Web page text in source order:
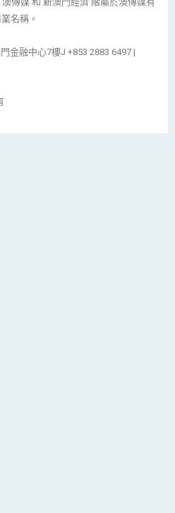
名稱。
金融中心7樓J +853 2883 6497 |